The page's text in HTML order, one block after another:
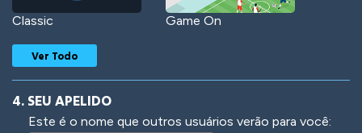
Classic Game On
Ver Todo
4. SEU APELIDO
Este é o nome que outros usuários verão para você: